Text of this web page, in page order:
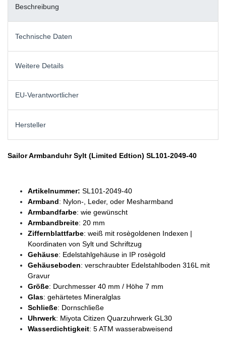
Beschreibung
Technische Daten
Weitere Details
EU-Verantwortlicher
Hersteller
Sailor Armbanduhr Sylt (Limited Edtion) SL101-2049-40
Artikelnummer: SL101-2049-40
Armband: Nylon-, Leder, oder Mesharmband
Armbandfarbe: wie gewünscht
Armbandbreite: 20 mm
Ziffernblattfarbe: weiß mit rosègoldenen Indexen |
Koordinaten von Sylt und Schriftzug
Gehäuse: Edelstahlgehäuse in IP rosègold
Gehäuseboden: verschraubter Edelstahlboden 316L mit
Gravur
Größe: Durchmesser 40 mm / Höhe 7 mm
Glas: gehärtetes Mineralglas
Schließe: Dornschließe
Uhrwerk: Miyota Citizen Quarzuhrwerk GL30
Wasserdichtigkeit: 5 ATM wasserabweisend